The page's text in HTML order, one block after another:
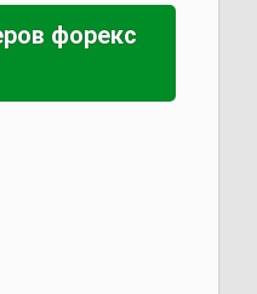
форекс